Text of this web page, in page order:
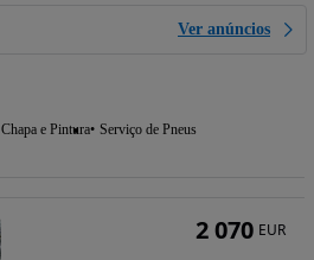
Ver anúncios
Chapa e Pintura Serviço de Pneus
2 070 EUR